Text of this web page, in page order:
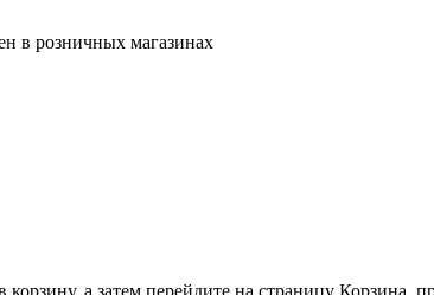
в розничных магазинах
а затем перейдите на страницу Корзина,